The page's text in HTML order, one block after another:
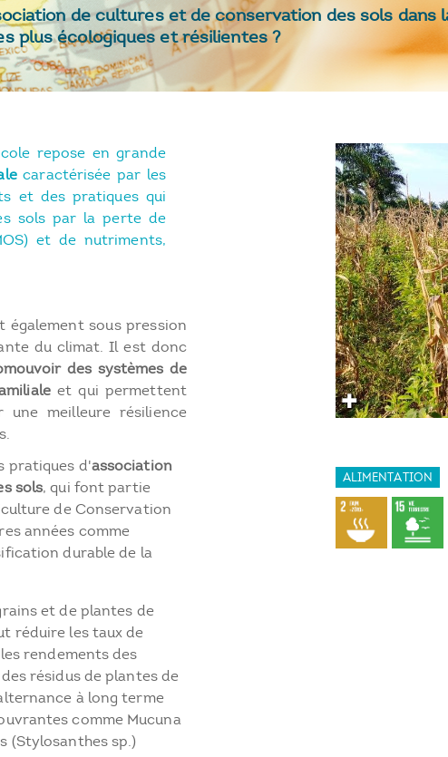
de cultures et de conservation des sols
plus écologiques et résilientes ?
repose en grande
caractérisée par les
et des pratiques qui
sols par la perte de
et de nutriments,
également sous pression
du climat. Il est donc
des systèmes de
et qui permettent
meilleure résilience
pratiques d'association
sols, qui font partie
de Conservation
années comme
durable de la
et de plantes de
réduire les taux de
rendements des
résidus de plantes de
à long terme
comme Mucuna
(Stylosanthes sp.)
ALIMENTATION